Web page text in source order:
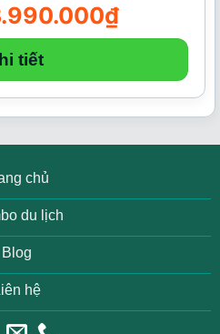
₫Giá
tại
3.990.000₫.
tiết
chủ
du lịch
Blog
hệ